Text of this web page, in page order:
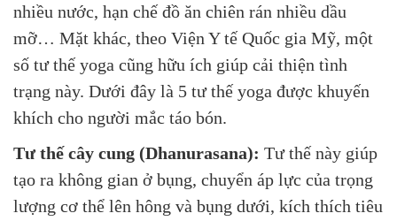
nhiều nước, hạn chế đồ ăn chiên rán nhiều dầu
mỡ… Mặt khác, theo Viện Y tế Quốc gia Mỹ, một
số tư thế yoga cũng hữu ích giúp cải thiện tình
trạng này. Dưới đây là 5 tư thế yoga được khuyến
khích cho người mắc táo bón.
Tư thế cây cung (Dhanurasana): Tư thế này giúp
tạo ra không gian ở bụng, chuyển áp lực của trọng
lượng cơ thể lên hông và bụng dưới, kích thích tiêu